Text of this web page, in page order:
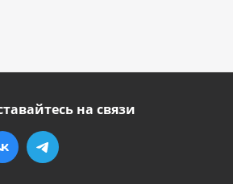
на связи